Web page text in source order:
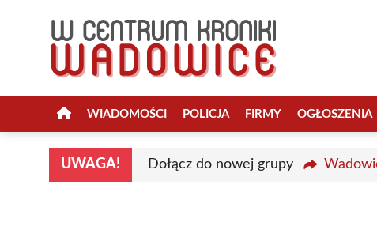
WIADOMOŚCI POLICJA FIRMY OGŁOSZENIA
UWAGA! Dołącz do nowej grupy